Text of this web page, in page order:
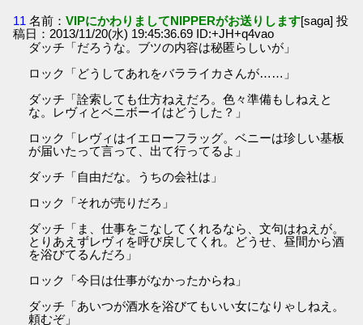
11 名前：VIPにかわりましてNIPPERがお送りします[saga] 投
稿日：2013/11/20(水) 19:45:36.69 ID:+JH+q4vao
ダッチ「だろうな。ブツの内容は秘匿らしいが」
ロック「どうしてあれをバラライカさんが……」
ダッチ「詮索しても仕方ねえだろ。色々準備もしねえと
な。レヴィとベニボーイはどうした？」
ロック「レヴィはイエローフラッグ。ベニーは珍しい基板
が届いたって言って、出て行ってるよ」
ダッチ「自由だな。うちの会社は」
ロック「それが売りだろ」
ダッチ「ま、仕事をこなしてくれるなら、文句はねえが。
とりあえずレヴィを呼び戻してくれ。どうせ、昼間から酒
を浴びてるんだろ」
ロック「今日は仕事がなかったからね」
ダッチ「あいつが酒水を浴びてもいい女になりゃしねえ。
頼むぞ」